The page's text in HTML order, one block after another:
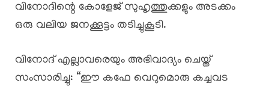
വിനോദിന്റെ കോളേജ് സുഹൃത്തുക്കളും അടക്കം
ഒരു വലിയ ജനക്കൂട്ടം തടിച്ചുകൂടി.
വിനോദ് എല്ലാവരെയും അഭിവാദ്യം ചെയ്ത്
സംസാരിച്ചു: “ഈ കഫേ വെറുമൊരു കച്ചവട